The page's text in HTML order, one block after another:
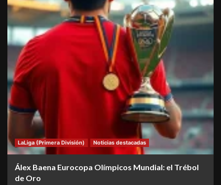
LaLiga (Primera División) Noticias destacadas
Álex Baena Eurocopa Olímpicos Mundial: el Trébol
de Oro